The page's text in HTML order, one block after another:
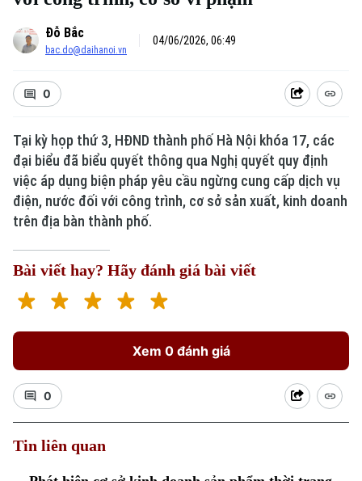
Đỗ Bắc
bac.do@daihanoi.vn
04/06/2026, 06:49
0
Tại kỳ họp thứ 3, HĐND thành phố Hà Nội khóa 17, các
đại biểu đã biểu quyết thông qua Nghị quyết quy định
việc áp dụng biện pháp yêu cầu ngừng cung cấp dịch vụ
điện, nước đối với công trình, cơ sở sản xuất, kinh doanh
trên địa bàn thành phố.
Bài viết hay? Hãy đánh giá bài viết
Xem 0 đánh giá
0
Tin liên quan